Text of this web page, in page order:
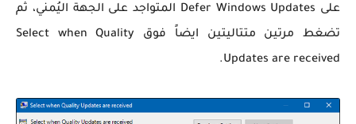
على Defer Windows Updates المتواجد على الجهة اليُمني، ثم
تضغط مرتين متتاليتين ايضاً فوق Select when Quality
Updates are received.